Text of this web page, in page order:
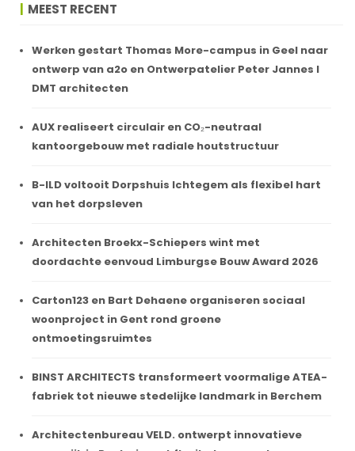
MEEST RECENT
Werken gestart Thomas More-campus in Geel naar
ontwerp van a2o en Ontwerpatelier Peter Jannes I
DMT architecten
AUX realiseert circulair en CO₂-neutraal
kantoorgebouw met radiale houtstructuur
B-ILD voltooit Dorpshuis Ichtegem als flexibel hart
van het dorpsleven
Architecten Broekx-Schiepers wint met
doordachte eenvoud Limburgse Bouw Award 2026
Carton123 en Bart Dehaene organiseren sociaal
woonproject in Gent rond groene
ontmoetingsruimtes
BINST ARCHITECTS transformeert voormalige ATEA-
fabriek tot nieuwe stedelijke landmark in Berchem
Architectenbureau VELD. ontwerpt innovatieve